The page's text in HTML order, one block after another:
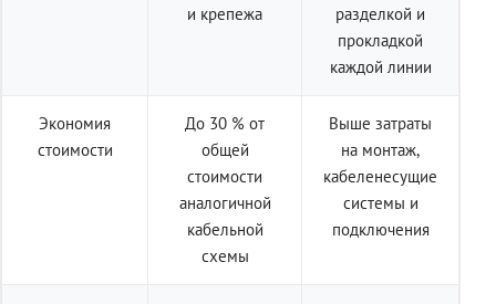
и крепежа
разделкой и
прокладкой
каждой линии
Экономия
стоимости
До 30 % от
общей
стоимости
аналогичной
кабельной
схемы
Выше затраты
на монтаж,
кабеленесущие
системы и
подключения